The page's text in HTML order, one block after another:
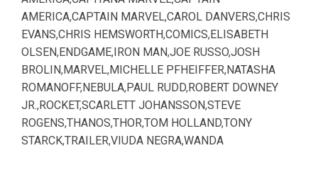
AMERICA,CAPTAIN MARVEL,CAROL DANVERS,CHRIS
EVANS,CHRIS HEMSWORTH,COMICS,ELISABETH
OLSEN,ENDGAME,IRON MAN,JOE RUSSO,JOSH
BROLIN,MARVEL,MICHELLE PFHEIFFER,NATASHA
ROMANOFF,NEBULA,PAUL RUDD,ROBERT DOWNEY
JR.,ROCKET,SCARLETT JOHANSSON,STEVE
ROGENS,THANOS,THOR,TOM HOLLAND,TONY
STARCK,TRAILER,VIUDA NEGRA,WANDA